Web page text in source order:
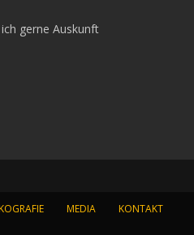
gerne Auskunft
MEDIA KONTAKT